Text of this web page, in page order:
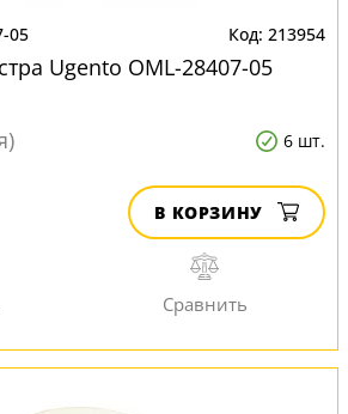
05 213954
Ugento OML-28407-05
6 шт.
В КОРЗИНУ